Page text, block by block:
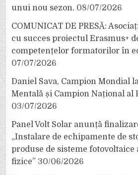
unui nou sezon. 08/07/2026
COMUNICAT DE PRESĂ:
cu succes proiectul Erasmus+
competențelor formatorilor în
07/07/2026
Daniel Sava, Campion Mondial
Mentală și Campion Național al
03/07/2026
Panel Volt Solar anunță
„Instalare de echipamente de
produse de sisteme fotovoltaice
fizice” 30/06/2026